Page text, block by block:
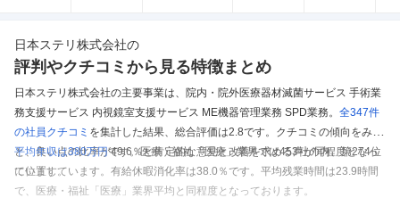
日本ステリ株式会社の
評判やクチコミから見る特徴まとめ
日本ステリ株式会社の主要事業は、院内・院外医療器材滅菌サービス 手術業
務支援サービス 内視鏡室支援サービス ME機器管理業務 SPD業務。 全347件
の社員クチコミ を集計した結果、 総合評価は2.8です。 クチコミの傾向をみる
と、良い点の比率が49.6％と肯定的な意見と改善を求める声が同程度となっ
ています。
平均年収は380万円です。医療・福祉「医療」業界では453社の内、第274位
に位置しています。 有給休暇消化率は38.0％です。 平均残業時間は23.9時間
で、医療・福祉「医療」業界平均と同程度となっております。